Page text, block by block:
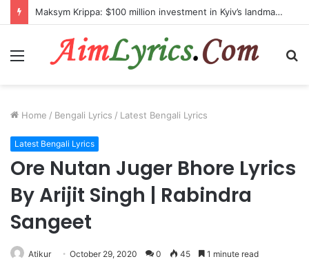
Maksym Krippa: $100 million investment in Kyiv’s landmark properties
Menu
Home / Bengali Lyrics / Latest Bengali Lyrics
Latest Bengali Lyrics
Ore Nutan Juger Bhore Lyrics
By Arijit Singh | Rabindra
Sangeet
Atikur October 29, 2020 0 45 1 minute read